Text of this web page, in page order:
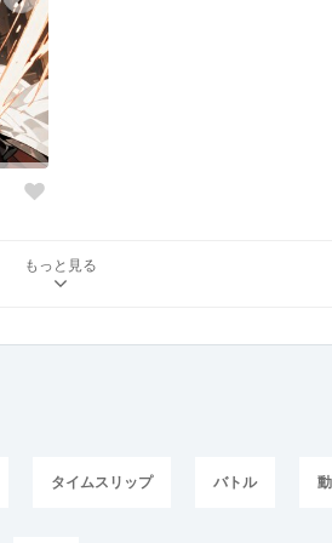
もっと見る
タイムスリップ バトル